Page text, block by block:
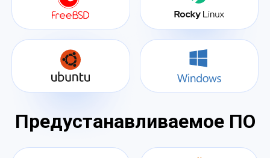
Предустанавливаемое ПО